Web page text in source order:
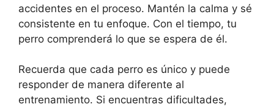
accidentes en el proceso. Mantén la calma y sé
consistente en tu enfoque. Con el tiempo, tu
perro comprenderá lo que se espera de él.
Recuerda que cada perro es único y puede
responder de manera diferente al
entrenamiento. Si encuentras dificultades,